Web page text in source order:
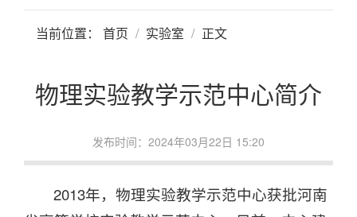
当前位置： 首页 实验室 正文
物理实验教学示范中心简介
发布时间：2024年03月22日 15:20
2013年，物理实验教学示范中心获批河南